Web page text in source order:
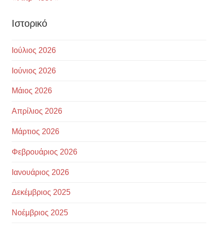
Ιστορικό
Ιούλιος 2026
Ιούνιος 2026
Μάιος 2026
Απρίλιος 2026
Μάρτιος 2026
Φεβρουάριος 2026
Ιανουάριος 2026
Δεκέμβριος 2025
Νοέμβριος 2025